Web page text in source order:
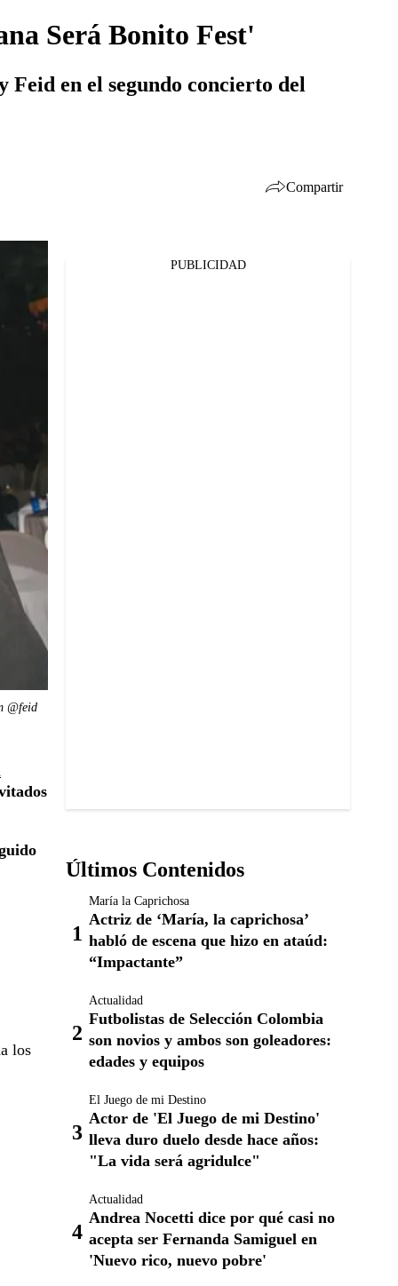
Será Bonito Fest'
Feid en el segundo concierto del
Compartir
Twitter
Whatsapp
@feid
los
PUBLICIDAD
Últimos Contenidos
María la Caprichosa
Actriz de ‘María, la caprichosa’
habló de escena que hizo en ataúd:
“Impactante”
Actualidad
Futbolistas de Selección Colombia
son novios y ambos son goleadores:
edades y equipos
El Juego de mi Destino
Actor de 'El Juego de mi Destino'
lleva duro duelo desde hace años:
"La vida será agridulce"
Actualidad
Andrea Nocetti dice por qué casi no
acepta ser Fernanda Samiguel en
'Nuevo rico, nuevo pobre'